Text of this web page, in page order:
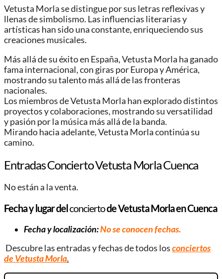
Vetusta Morla se distingue por sus letras reflexivas y
llenas de simbolismo. Las influencias literarias y
artísticas han sido una constante, enriqueciendo sus
creaciones musicales.
Más allá de su éxito en España, Vetusta Morla ha ganado
fama internacional, con giras por Europa y América,
mostrando su talento más allá de las fronteras
nacionales.
Los miembros de Vetusta Morla han explorado distintos
proyectos y colaboraciones, mostrando su versatilidad
y pasión por la música más allá de la banda.
Mirando hacia adelante, Vetusta Morla continúa su
camino.
Entradas Concierto Vetusta Morla Cuenca
No están a la venta.
Fecha y lugar delconciertode Vetusta Morla en Cuenca
Fecha y localización:No se conocen fechas.
Descubre las entradas y fechas de todos losconciertos
de Vetusta Morla.